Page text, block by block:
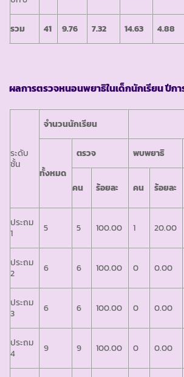
รวม 41 9.76 7.32 14.63 4.88
ผลการตรวจหนอนพยาธิในเด็กนักเรียน ปีกา
ระดับ
ชั้น
จำนวนนักเรียน ชนิดข
ทั้งหมด
ตรวจ พบพยาธิ
คน ร้อยละ คน ร้อยละ
ประถม
1
5 5 100.00 1 20.00
ประถม
2
6 6 100.00 0 0.00
ประถม
3
6 6 100.00 0 0.00
ประถม
4
9 9 100.00 0 0.00